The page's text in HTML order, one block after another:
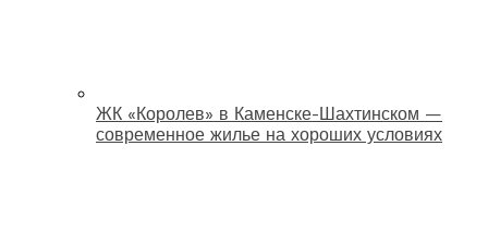
ЖК «Королев» в Каменске-Шахтинском —
современное жилье на хороших условиях